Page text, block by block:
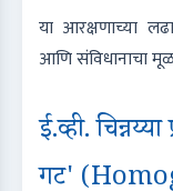
या आरक्षणाच्या
आणि संविधानाचा
ई.व्ही.
गट'